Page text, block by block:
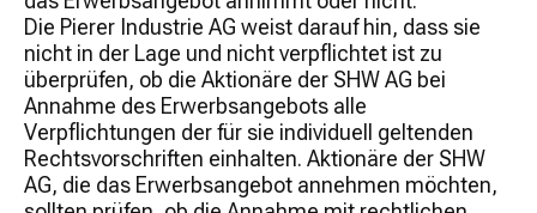
Die Pierer Industrie AG weist darauf hin, dass sie
nicht in der Lage und nicht verpflichtet ist zu
überprüfen, ob die Aktionäre der SHW AG bei
Annahme des Erwerbsangebots alle
Verpflichtungen der für sie individuell geltenden
Rechtsvorschriften einhalten. Aktionäre der SHW
AG, die das Erwerbsangebot annehmen möchten,